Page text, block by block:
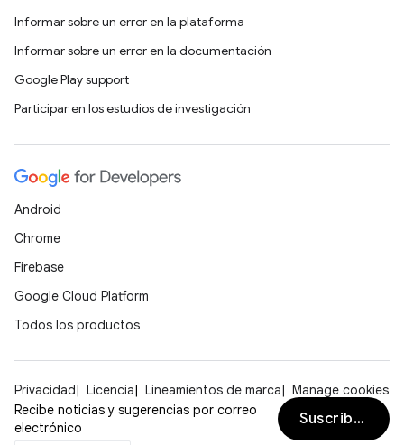
Informar sobre un error en la plataforma
Informar sobre un error en la documentación
Google Play support
Participar en los estudios de investigación
Android
Chrome
Firebase
Google Cloud Platform
Todos los productos
Privacidad Licencia Lineamientos de marca
Manage cookies
Recibe noticias y sugerencias por correo
electrónico
Suscribirse